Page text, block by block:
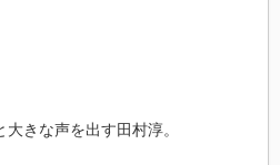
きな声を出す田村淳。